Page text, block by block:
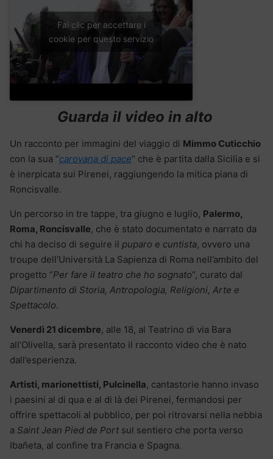
Fai clic per accettare i
cookie per questo servizio
Guarda il video in alto
Un racconto per immagini del viaggio di Mimmo Cuticchio
con la sua “carovana di pace” che è partita dalla Sicilia e si
è inerpicata sui Pirenei, raggiungendo la mitica piana di
Roncisvalle.
Un percorso in tre tappe, tra giugno e luglio, Palermo,
Roma, Roncisvalle, che è stato documentato e narrato da
chi ha deciso di seguire il puparo e cuntista, ovvero una
troupe dell’Università La Sapienza di Roma nell’ambito del
progetto “Per fare il teatro che ho sognato”, curato dal
Dipartimento di Storia, Antropologia, Religioni, Arte e
Spettacolo.
Venerdì 21 dicembre, alle 18, al Teatrino di via Bara
all’Olivella, sarà presentato il racconto video che è nato
dall’esperienza.
Artisti, marionettisti, Pulcinella, cantastorie hanno invaso
i paesini al di qua e al di là dei Pirenei, fermandosi per
offrire spettacoli al pubblico, per poi ritrovarsi nella nebbia
a Saint Jean Pied de Port sul sentiero che porta verso
Ibañeta, al confine tra Francia e Spagna.